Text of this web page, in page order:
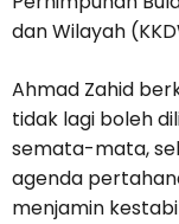
dan Wilayah
Ahmad Zahid
tidak lagi boleh
semata-mata,
agenda
menjamin